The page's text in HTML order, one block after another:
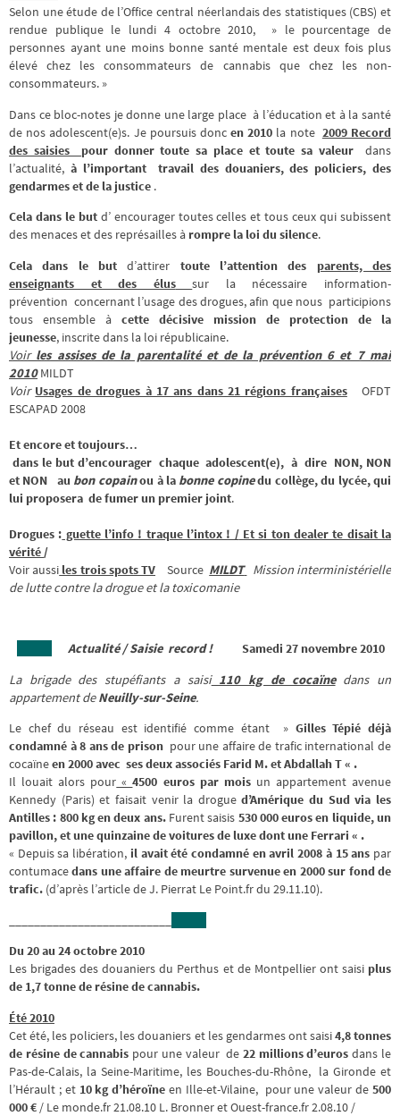
Selon une étude de l’Office central néerlandais des statistiques (CBS) et
rendue publique le lundi 4 octobre 2010, » le pourcentage de
personnes ayant une moins bonne santé mentale est deux fois plus
élevé chez les consommateurs de cannabis que chez les non-
consommateurs. »
Dans ce bloc-notes je donne une large place à l’éducation et à la santé
de nos adolescent(e)s. Je poursuis doncen 2010 la note 2009 Record
des saisies pour donner toute sa place et toute sa valeurdans
l’actualité, à l’important travail des douaniers, des policiers, des
gendarmes et de la justice .
Cela dans le butd’ encourager toutes celles et tous ceux qui subissent
des menaces et des représailles à rompre la loi du silence.
Cela dans le but d’attirer toute l’attention des parents, des
enseignants et des élus
sur la nécessaire information-
prévention concernant l’usage des drogues, afin que nous participions
tous ensemble à cette décisive mission de protection de la
jeunesse, inscrite dans la loi républicaine.
Voirles assises de la parentalité et de la prévention 6 et 7 mai
2010 MILDT
Voir Usages de drogues à 17 ans dans 21 régions françaisesOFDT
ESCAPAD 2008
Et encore et toujours…
dans le but d’encouragerchaque adolescent(e), à dire NON, NON
et NON au bon copainou à labonne copinedu collège, du lycée, qui
lui proposera de fumer un premier joint.
Drogues : guette l’info ! traque l’intox ! / Et si ton dealer te disait la
vérité /
Voir aussi les trois spots TV Source MILDT Mission interministérielle
de lutte contre la drogue et la toxicomanie
Actualité /Saisie record !
Samedi 27 novembre 2010
La brigade des stupéfiants a saisi110 kg de cocaïnedans un
appartement deNeuilly-sur-Seine.
Le chef du réseau est identifié comme étant » Gilles Tépié déjà
condamné à 8 ans de prison pour une affaire de trafic international de
cocaïneen 2000 avec ses deux associés Farid M. et Abdallah T « .
Il louait alors pour «4500 euros par moisun appartement avenue
Kennedy (Paris) et faisait venir la drogued’Amérique du Sud via les
Antilles : 800 kg en deux ans.Furent saisis 530 000 euros en liquide, un
pavillon, et une quinzaine de voitures de luxe dont une Ferrari « .
« Depuis sa libération, il avait été condamné en avril 2008 à 15 ans par
contumacedans une affaire de meurtre survenue en 2000 sur fond de
trafic. (d’après l’article de J. Pierrat Le Point.fr du 29.11.10).
Du 20 au 24 octobre 2010
Les brigades des douaniers du Perthus et de Montpellier ont saisi plus
de 1,7 tonne de résine de cannabis.
Été 2010
Cet été, les policiers, les douaniers et les gendarmes ont saisi4,8 tonnes
de résine de cannabis pour une valeur de 22 millions d’euros dans le
Pas-de-Calais, la Seine-Maritime, les Bouches-du-Rhône, la Gironde et
l’Hérault ; et 10 kg d’héroïneen Ille-et-Vilaine, pour une valeur de500
000 € / Le monde.fr 21.08.10 L. Bronner et Ouest-france.fr 2.08.10 /